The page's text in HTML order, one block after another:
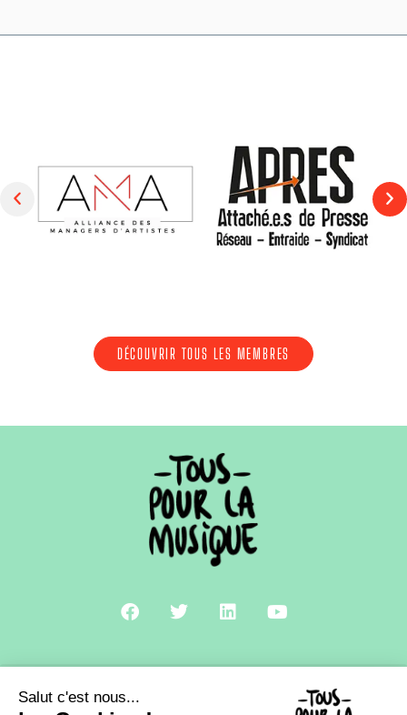
DÉCOUVRIR TOUS LES MEMBRES